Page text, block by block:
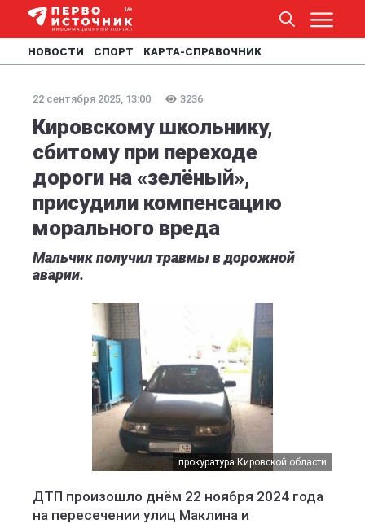
НОВОСТИ СПОРТ КАРТА-СПРАВОЧНИК
22 сентября 2025, 13:00 3236
Кировскому школьнику,
сбитому при переходе
дороги на «зелёный»,
присудили компенсацию
морального вреда
Мальчик получил травмы в дорожной
аварии.
прокуратура Кировской области
ДТП произошло днём 22 ноября 2024 года
на пересечении улиц Маклина и